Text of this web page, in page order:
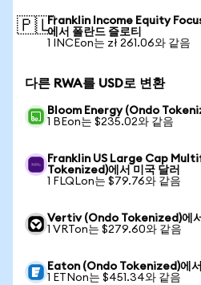
🇵🇱Franklin Income Equity
에서 폴란드 즐로티
1 INCEon는 zł 261.06와 같음
다른 RWA를 USD로 변환
Bloom Energy (Ondo
1 BEon는 $235.02와 같음
Franklin US Large Cap
Tokenized)에서 미국 달러
1 FLQLon는 $79.76와 같음
Vertiv (Ondo Tokenized)에서
1 VRTon는 $279.60와 같음
Eaton (Ondo Tokenized)에서
1 ETNon는 $451.34와 같음